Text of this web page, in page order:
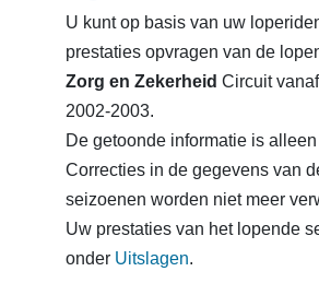
U kunt op basis van uw
prestaties opvragen van de
Zorg en Zekerheid Circuit
2002-2003.
De getoonde informatie is
Correcties in de gegevens van
seizoenen worden niet meer
Uw prestaties van het lopende
onder Uitslagen.